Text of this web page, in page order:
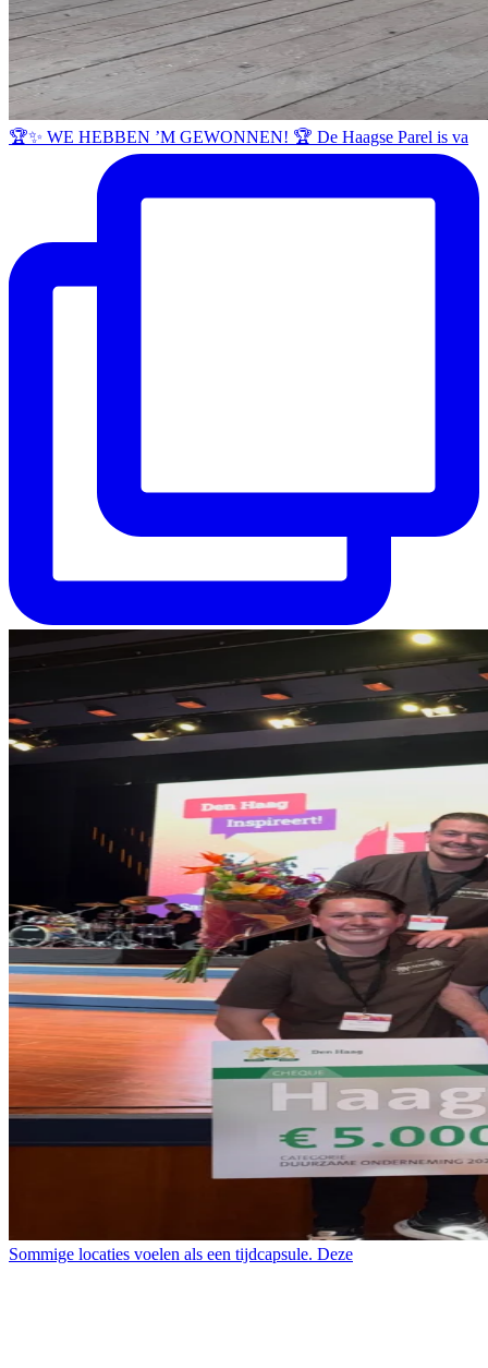
🏆✨ WE HEBBEN ’M GEWONNEN! 🏆 De Haagse Parel is va
Sommige locaties voelen als een tijdcapsule. Deze